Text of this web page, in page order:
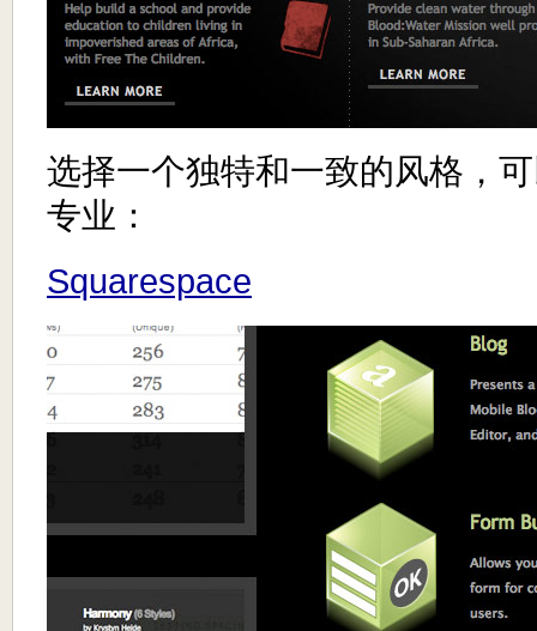
选择一个独特和一致的风格，
专业：
Squarespace